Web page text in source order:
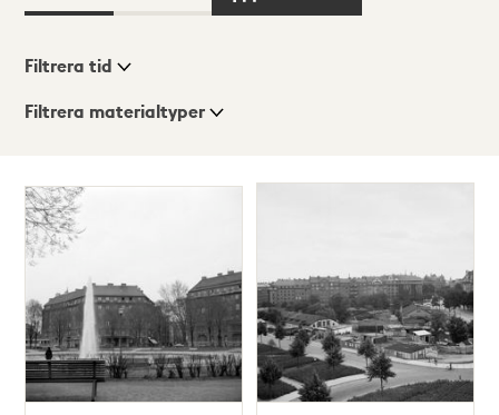
Visningsläge
Lista
Karta
Filtrera tid
Filtrera materialtyper
träffar